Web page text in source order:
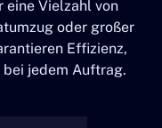
Vielzahl von
oder großer
Effizienz,
jedem Auftrag.